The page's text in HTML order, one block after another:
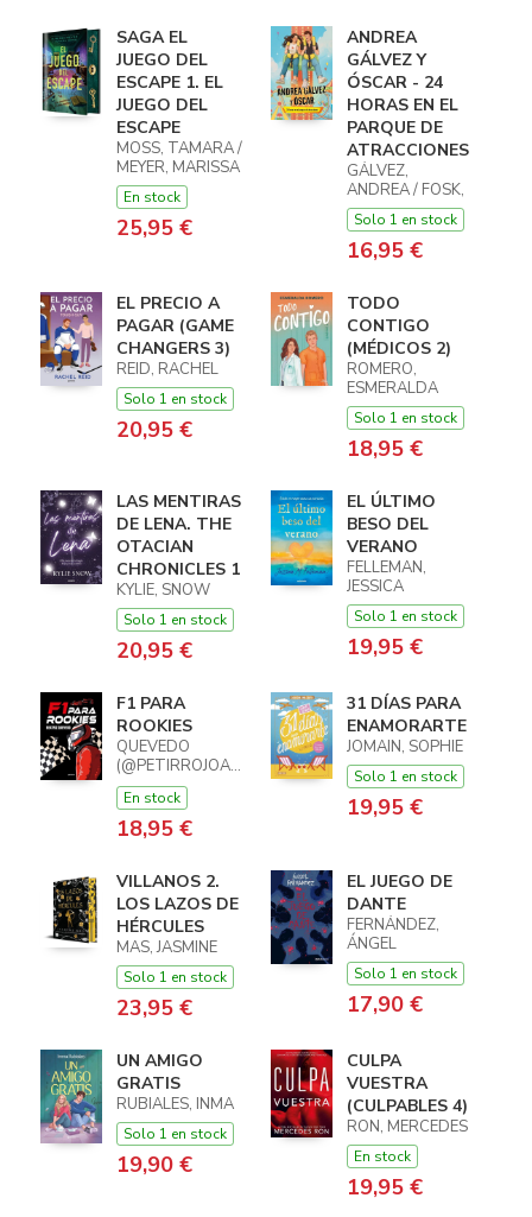
SAGA EL
JUEGO DEL
ESCAPE 1. EL
JUEGO DEL
ESCAPE
MOSS, TAMARA /
MEYER, MARISSA
En stock
25,95 €
ANDREA
GÁLVEZ Y
ÓSCAR - 24
HORAS EN EL
PARQUE DE
ATRACCIONES
GÁLVEZ,
ANDREA / FOSK,
Solo 1 en stock
16,95 €
EL PRECIO A
PAGAR (GAME
CHANGERS 3)
REID, RACHEL
Solo 1 en stock
20,95 €
TODO
CONTIGO
(MÉDICOS 2)
ROMERO,
ESMERALDA
Solo 1 en stock
18,95 €
LAS MENTIRAS
DE LENA. THE
OTACIAN
CHRONICLES 1
KYLIE, SNOW
Solo 1 en stock
20,95 €
EL ÚLTIMO
BESO DEL
VERANO
FELLEMAN,
JESSICA
Solo 1 en stock
19,95 €
F1 PARA
ROOKIES
QUEVEDO
(@PETIRROJOAZUL),
BEATRIZ
En stock
18,95 €
31 DÍAS PARA
ENAMORARTE
JOMAIN, SOPHIE
Solo 1 en stock
19,95 €
VILLANOS 2.
LOS LAZOS DE
HÉRCULES
MAS, JASMINE
Solo 1 en stock
23,95 €
EL JUEGO DE
DANTE
FERNÁNDEZ,
ÁNGEL
Solo 1 en stock
17,90 €
UN AMIGO
GRATIS
RUBIALES, INMA
Solo 1 en stock
19,90 €
CULPA
VUESTRA
(CULPABLES 4)
RON, MERCEDES
En stock
19,95 €